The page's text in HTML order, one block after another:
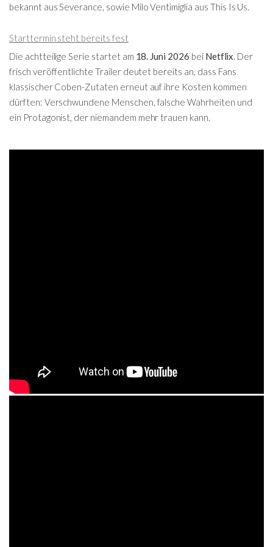
bekannt ausSeverance, sowie Milo Ventimiglia aus This Is Us.
Starttermin steht bereits fest
Die achtteilige Serie startet am 18. Juni 2026 bei Netflix. Der
frisch veröffentlichte Trailer deutet bereits an, dass Fans
klassischer Coben-Zutaten erneut auf ihre Kosten kommen
dürften: Verschwundene Menschen, falsche Wahrheiten und
ein Protagonist, der niemandem mehr trauen kann.